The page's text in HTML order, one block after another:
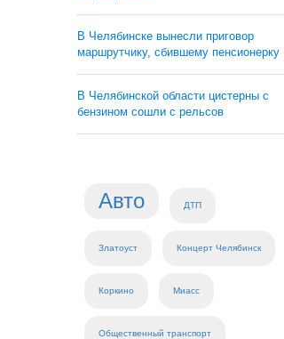
В Челябинске вынесли приговор
маршрутчику, сбившему пенсионерку
В Челябинской области цистерны с
бензином сошли с рельсов
Авто ДТП
Златоуст Концерт Челябинск
Коркино Миасс
Общественный транспорт